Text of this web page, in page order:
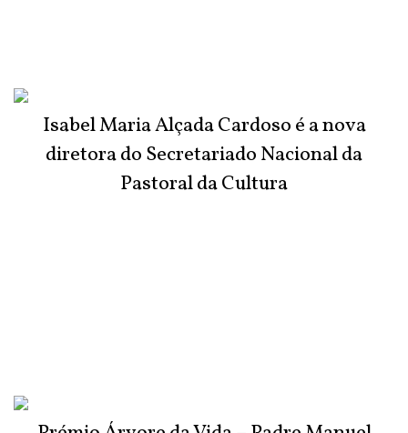
Isabel Maria Alçada Cardoso é a nova
diretora do Secretariado Nacional da
Pastoral da Cultura